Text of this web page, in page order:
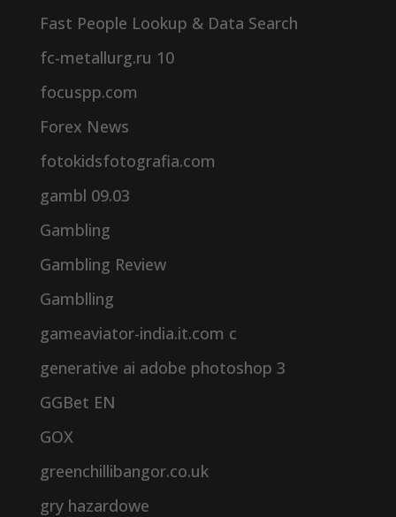
Fast People Lookup & Data Search
fc-metallurg.ru 10
focuspp.com
Forex News
fotokidsfotografia.com
gambl 09.03
Gambling
Gambling Review
Gamblling
gameaviator-india.it.com c
generative ai adobe photoshop 3
GGBet EN
GOX
greenchillibangor.co.uk
gry hazardowe